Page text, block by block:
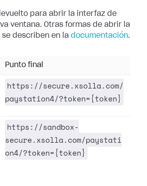
para abrir la interfaz de
ventana. Otras formas de abrir la
se describen en la documentación.
Punto final
https://secure.xsolla.com/
paystation4/?token={token}
https://sandbox-
secure.xsolla.com/paystati
on4/?token={token}